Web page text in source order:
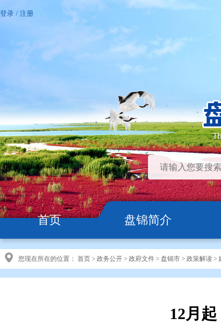
登录 / 注册
首页 盘锦简介
您现在所在的位置： 首页 > 政务公开 > 政府文件 > 盘锦市 > 政策解读 >
12月